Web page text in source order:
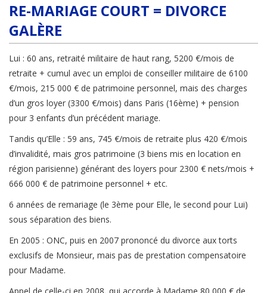
RE-MARIAGE COURT = DIVORCE
GALÈRE
Lui : 60 ans, retraité militaire de haut rang, 5200 €/mois de
retraite + cumul avec un emploi de conseiller militaire de 6100
€/mois, 215 000 € de patrimoine personnel, mais des charges
d’un gros loyer (3300 €/mois) dans Paris (16ème) + pension
pour 3 enfants d’un précédent mariage.
Tandis qu’Elle : 59 ans, 745 €/mois de retraite plus 420 €/mois
d’invalidité, mais gros patrimoine (3 biens mis en location en
région parisienne) générant des loyers pour 2300 € nets/mois +
666 000 € de patrimoine personnel + etc.
6 années de remariage (le 3ème pour Elle, le second pour Lui)
sous séparation des biens.
En 2005 : ONC, puis en 2007 prononcé du divorce aux torts
exclusifs de Monsieur, mais pas de prestation compensatoire
pour Madame.